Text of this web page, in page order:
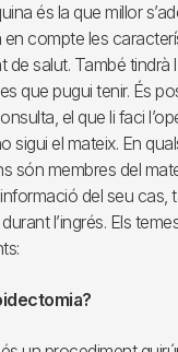
és la que millor
en compte les
de salut. També tindrà
que pugui tenir. És
el que li faci
sigui el mateix. En
són membres del
del seu cas,
l’ingrés. Els